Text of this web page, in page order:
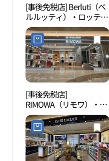
[事後免税店] Berluti（ベ
ルルッティ）・ロッテ百
貨店チャムシル（蚕室）
AVENUEL（アヴェニュ
エル）店(벨루티 롯데백
화점 잠실 에비뉴엘점)
[事後免税店]
RIMOWA（リモワ）・ロ
ッテ百貨店
AVENUEL（アヴェニュ
エル）チャムシル（蚕
室）店(리모와 롯데백화
점 에비뉴엘 잠실점)